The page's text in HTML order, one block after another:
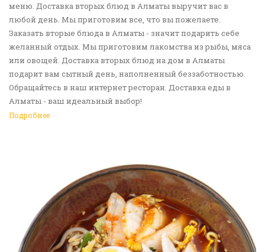
меню. Доставка вторых блюд в Алматы выручит вас в
любой день. Мы приготовим все, что вы пожелаете.
Заказать вторые блюда в Алматы - значит подарить себе
желанный отдых. Мы приготовим лакомства из рыбы, мяса
или овощей. Доставка вторых блюд на дом в Алматы
подарит вам сытный день, наполненный беззаботностью.
Обращайтесь в наш интернет ресторан. Доставка еды в
Алматы - ваш идеальный выбор!
Подробнее